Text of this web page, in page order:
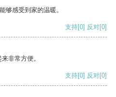
够感受到家的温暖。
支持[0] 反对[0]
非常方便。
支持[0] 反对[0]